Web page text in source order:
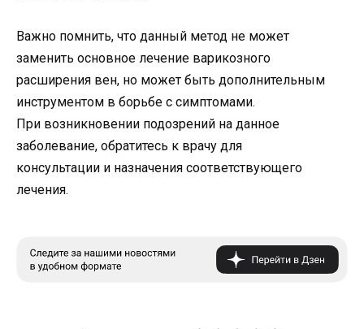
Важно помнить, что данный метод не может
заменить основное лечение варикозного
расширения вен, но может быть дополнительным
инструментом в борьбе с симптомами.
При возникновении подозрений на данное
заболевание, обратитесь к врачу для
консультации и назначения соответствующего
лечения.